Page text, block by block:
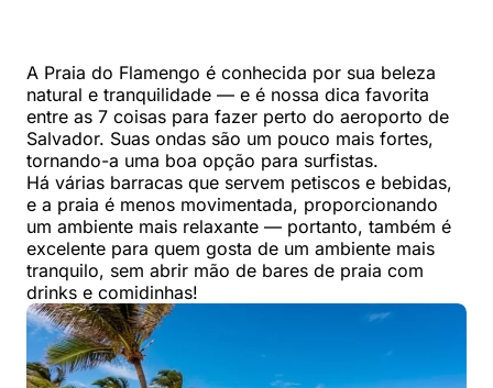
A Praia do Flamengo é conhecida por sua beleza
natural e tranquilidade — e é nossa dica favorita
entre as 7 coisas para fazer perto do aeroporto de
Salvador. Suas ondas são um pouco mais fortes,
tornando-a uma boa opção para surfistas.
Há várias barracas que servem petiscos e bebidas,
e a praia é menos movimentada, proporcionando
um ambiente mais relaxante — portanto, também é
excelente para quem gosta de um ambiente mais
tranquilo, sem abrir mão de bares de praia com
drinks e comidinhas!